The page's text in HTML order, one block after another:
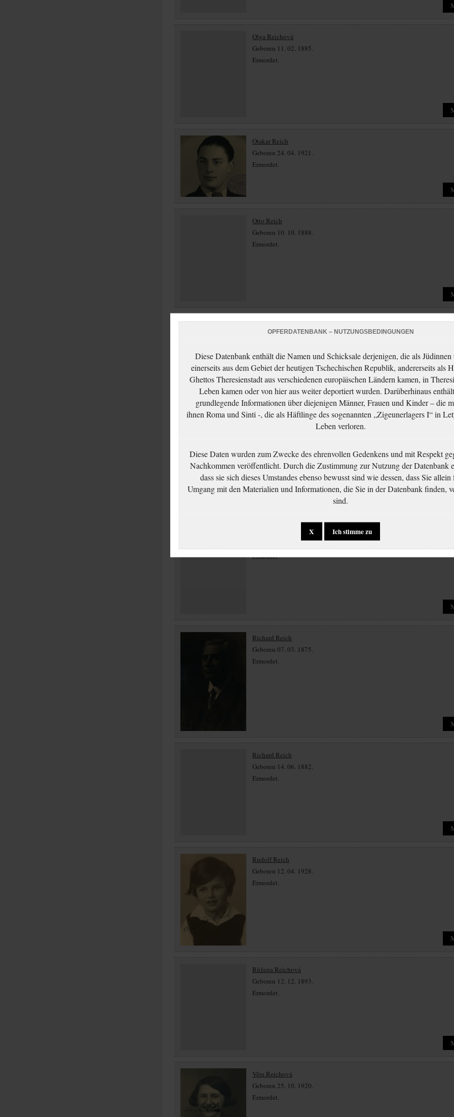
Olga Reichová
Geboren 11. 02. 1885.
Ermordet.
Otakar Reich
Geboren 24. 04. 1921.
Ermordet.
Otto Reich
Geboren 10. 10. 1888.
Ermordet.
Ermordet.
Ermordet.
Richard Reich
Geboren 07. 03. 1875.
Ermordet.
Richard Reich
Geboren 14. 06. 1882.
Ermordet.
Rudolf Reich
Geboren 12. 04. 1928.
Ermordet.
Růžena Reichová
Geboren 12. 12. 1893.
Ermordet.
Věra Reichová
Geboren 25. 10. 1920.
Ermordet.
OPFERDATENBANK – NUTZUNGSBEDINGUNGEN
Diese Datenbank enthält die Namen und Schicksale derjenigen, die als Jüdinnen
einerseits aus dem Gebiet der heutigen Tschechischen Republik, andererseits als
Ghettos Theresienstadt aus verschiedenen europäischen Ländern kamen, in
Leben kamen oder von hier aus weiter deportiert wurden. Darüberhinaus
grundlegende Informationen über diejenigen Männer, Frauen und Kinder – die
ihnen Roma und Sinti -, die als Häftlinge des sogenannten „Zigeunerlagers I“ in
Leben verloren.
Diese Daten wurden zum Zwecke des ehrenvollen Gedenkens und mit Respekt
Nachkommen veröffentlicht. Durch die Zustimmung zur Nutzung der Datenbank
dass sie sich dieses Umstandes ebenso bewusst sind wie dessen, dass Sie
Umgang mit den Materialien und Informationen, die Sie in der Datenbank finden,
sind.
X Ich stimme zu